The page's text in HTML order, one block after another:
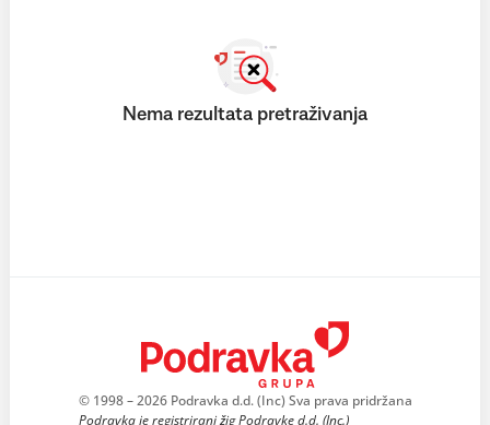
Nema rezultata pretraživanja
© 1998 – 2026 Podravka d.d. (Inc) Sva prava pridržana
Podravka je registrirani žig Podravke d.d. (Inc.)